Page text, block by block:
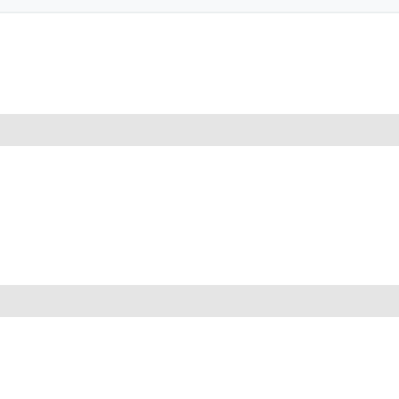
می‌تواند دچار خطا و تجربهٔ عاطفی شود، نشان‌دهندهٔ علاقهٔ
می‌دهد خواننده، بدون دریافت نتیجه‌ای بسته و قطعی،
پیشنهاد می‌شود؟
استفاده می‌کند. این کتاب برای خوانندگانی جذاب است که
زندگی فکر کنند.
پرسش‌هایی است که در پشت موقعیت‌های داستانی آن شکل